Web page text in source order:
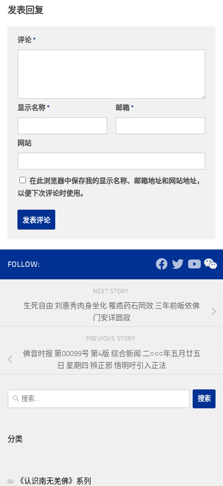
发表回复
评论*
显示名称* 邮箱*
网站
在此浏览器中保存我的显示名称、邮箱地址和网站地址，
以便下次评论时使用。
FOLLOW:
NEXT STORY
生死自由 刘惠秀肉身坐化 罹癌药石罔效 三年前皈依佛
门安详圆寂
PREVIOUS STORY
佛音时报 第00099号 第4版 综合新闻 二○○○年五月廿五
日 星期四 辨正邪 悟明吁引入正法
搜
索：
分类
《认识南无羌佛》系列